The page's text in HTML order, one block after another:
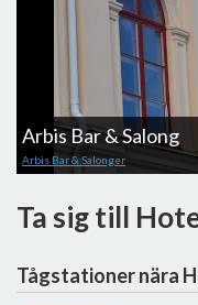
Arbis Bar & Salong
Arbis Bar & Salonger
Ta sig till
Tågstationer nära